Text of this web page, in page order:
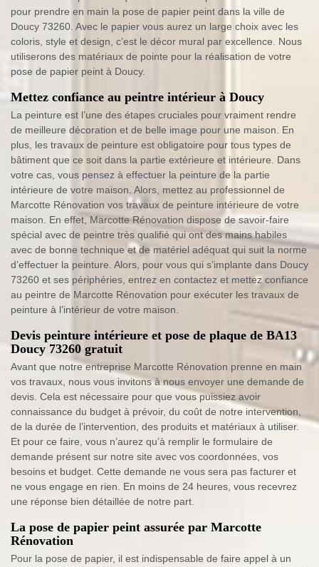
pour prendre en main la pose de papier peint dans la ville de
Doucy 73260. Avec le papier vous aurez un large choix avec les
coloris, style et design, c’est le décor mural par excellence. Nous
utiliserons des matériaux de pointe pour la réalisation de votre
pose de papier peint à Doucy.
Mettez confiance au peintre intérieur à Doucy
La peinture est l’une des étapes cruciales pour vraiment rendre
de meilleure décoration et de belle image pour une maison. En
plus, les travaux de peinture est obligatoire pour tous types de
bâtiment que ce soit dans la partie extérieure et intérieure. Dans
votre cas, vous pensez à effectuer la peinture de la partie
intérieure de votre maison. Alors, mettez au professionnel de
Marcotte Rénovation vos travaux de peinture intérieure de votre
maison. En effet, Marcotte Rénovation dispose de savoir-faire
spécial avec de peintre très qualifié qui ont des mains habiles
avec de bonne technique et de matériel adéquat qui suit la norme
d’effectuer la peinture. Alors, pour vous qui s’implante dans Doucy
73260 et ses périphéries, entrez en contactez et mettez confiance
au peintre de Marcotte Rénovation pour exécuter les travaux de
peinture à l’intérieur de votre maison.
Devis peinture intérieure et pose de plaque de BA13
Doucy 73260 gratuit
Avant que notre entreprise Marcotte Rénovation prenne en main
vos travaux, nous vous invitons à nous envoyer une demande de
devis. Cela est nécessaire pour que vous puissiez avoir
connaissance du budget à prévoir, du coût de notre intervention,
de la durée de l’intervention, des produits et matériaux à utiliser.
Et pour ce faire, vous n’aurez qu’à remplir le formulaire de
demande présent sur notre site avec vos coordonnées, vos
besoins et budget. Cette demande ne vous sera pas facturer et
ne vous engage en rien. En moins de 24 heures, vous recevrez
une réponse bien détaillée de notre part.
La pose de papier peint assurée par Marcotte
Rénovation
Pour la pose de papier, il est indispensable de faire appel à un